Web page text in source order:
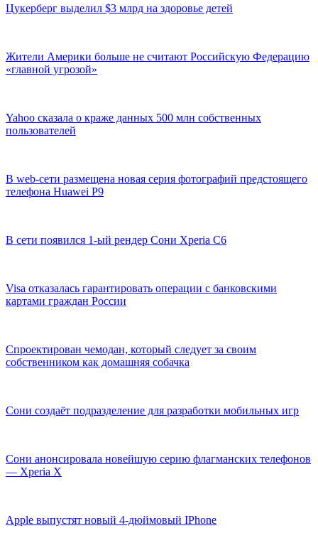
Цукерберг выделил $3 млрд на здоровье детей
Жители Америки больше не считают Российскую Федерацию
«главной угрозой»
Yahoo сказала о краже данных 500 млн собственных
пользователей
В web-сети размещена новая серия фотографий предстоящего
телефона Huawei P9
В сети появился 1-ый рендер Сони Xperia C6
Visa отказалась гарантировать операции с банковскими
картами граждан России
Спроектирован чемодан, который следует за своим
собственником как домашняя собачка
Сони создаёт подразделение для разработки мобильных игр
Сони анонсировала новейшую серию флагманских телефонов
— Xperia X
Apple выпустят новый 4-дюймовый IPhone